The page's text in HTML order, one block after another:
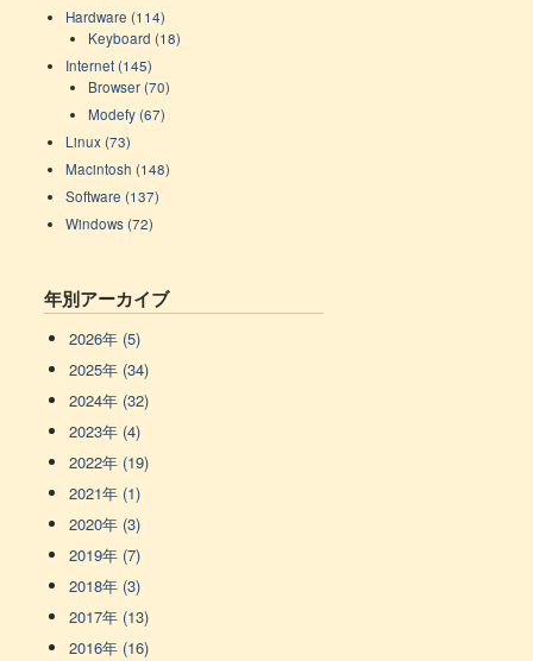
Hardware (114)
Keyboard (18)
Internet (145)
Browser (70)
Modefy (67)
Linux (73)
Macintosh (148)
Software (137)
Windows (72)
年別アーカイブ
2026年 (5)
2025年 (34)
2024年 (32)
2023年 (4)
2022年 (19)
2021年 (1)
2020年 (3)
2019年 (7)
2018年 (3)
2017年 (13)
2016年 (16)